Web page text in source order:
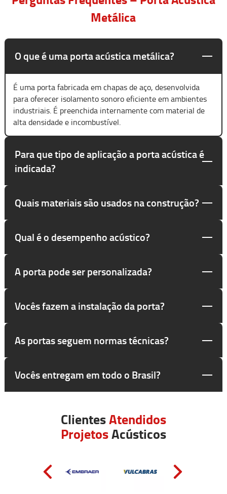
Metálica
O que é uma porta acústica metálica?
É uma porta fabricada em chapas de aço, desenvolvida
para oferecer isolamento sonoro eficiente em ambientes
industriais. É preenchida internamente com material de
alta densidade e incombustível.
Para que tipo de aplicação a porta acústica é
indicada?
Quais materiais são usados na construção?
Qual é o desempenho acústico?
A porta pode ser personalizada?
Vocês fazem a instalação da porta?
As portas seguem normas técnicas?
Vocês entregam em todo o Brasil?
ClientesAtendidos
ProjetosAcústicos